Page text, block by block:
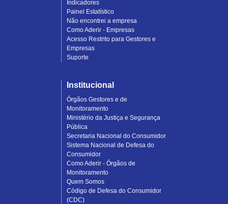
Indicadores
Painel Estatístico
Não encontrei a empresa
Como Aderir - Empresas
Acesso Restrito para Gestores e
Empresas
Suporte
Institucional
Órgãos Gestores e de
Monitoramento
Ministério da Justiça e Segurança
Pública
Secretaria Nacional do Consumidor
Sistema Nacional de Defesa do
Consumidor
Como Aderir - Órgãos de
Monitoramento
Quem Somos
Código de Defesa do Consumidor
(CDC)